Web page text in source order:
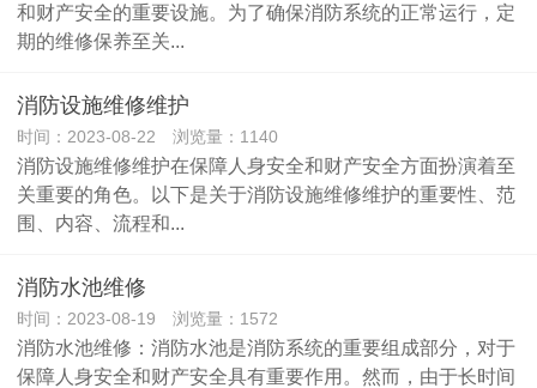
和财产安全的重要设施。为了确保消防系统的正常运行，定
期的维修保养至关...
消防设施维修维护
时间：2023-08-22 浏览量：1140
消防设施维修维护在保障人身安全和财产安全方面扮演着至
关重要的角色。以下是关于消防设施维修维护的重要性、范
围、内容、流程和...
消防水池维修
时间：2023-08-19 浏览量：1572
消防水池维修：消防水池是消防系统的重要组成部分，对于
保障人身安全和财产安全具有重要作用。然而，由于长时间